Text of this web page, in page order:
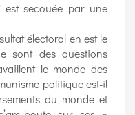
secouée par une
électoral en est le
sont des questions
le monde des
politique est-il
du monde et